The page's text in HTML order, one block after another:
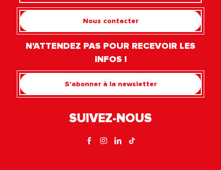
Nous contacter
N'ATTENDEZ PAS POUR RECEVOIR LES
INFOS !
S'abonner à la newsletter
SUIVEZ-NOUS